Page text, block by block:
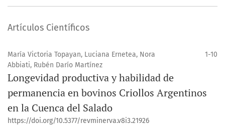
Artículos Científicos
María Victoria Topayan, Luciana Ernetea, Nora
Abbiati, Rubén Darío Martínez
1-10
Longevidad productiva y habilidad de
permanencia en bovinos Criollos Argentinos
en la Cuenca del Salado
https://doi.org/10.5377/revminerva.v8i3.21926